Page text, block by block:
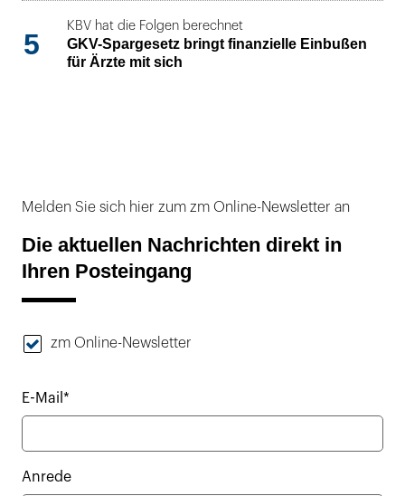
5
KBV hat die Folgen berechnet
GKV-Spargesetz bringt finanzielle Einbußen
für Ärzte mit sich
Melden Sie sich hier zum zm Online-Newsletter an
Die aktuellen Nachrichten direkt in
Ihren Posteingang
zm Online-Newsletter
E-Mail*
Anrede